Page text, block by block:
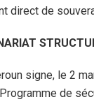
direct de
signe, le 2
de